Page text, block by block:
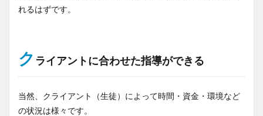
れるはずです。
ク ライアントに合わせた指導ができる
当然、クライアント（生徒）によって時間・資金・環境など
の状況は様々です。